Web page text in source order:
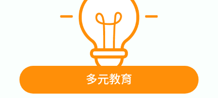
多元教育